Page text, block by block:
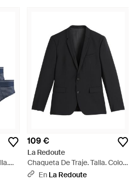
109 €
La Redoute
Chaqueta De Traje. Talla. Color
- Negro
En La Redoute